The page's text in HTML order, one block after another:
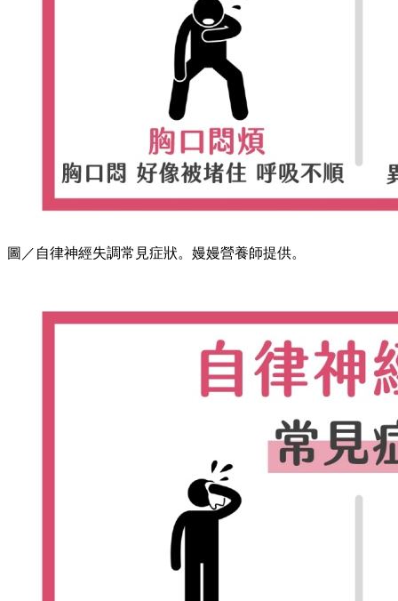
圖／自律神經失調常見症狀。嫚嫚營養師提供。